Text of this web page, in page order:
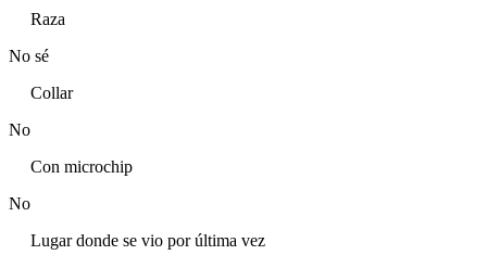
Raza
No sé
Collar
No
Con microchip
No
Lugar donde se vio por última vez